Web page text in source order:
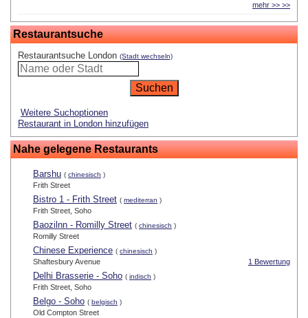
mehr >> >>
Restaurantsuche
Restaurantsuche London (Stadt wechseln)
Weitere Suchoptionen
Restaurant in London hinzufügen
Nahe gelegene Restaurants
Barshu ( chinesisch )
Frith Street
Bistro 1 - Frith Street ( mediterran )
Frith Street, Soho
Baozilnn - Romilly Street ( chinesisch )
Romilly Street
Chinese Experience ( chinesisch )
1 Bewertung
Shaftesbury Avenue
Delhi Brasserie - Soho ( indisch )
Frith Street, Soho
Belgo - Soho ( belgisch )
Old Compton Street